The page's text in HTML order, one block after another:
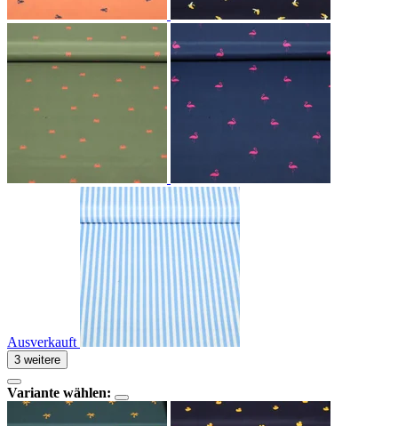
Ausverkauft
3 weitere
Variante wählen: